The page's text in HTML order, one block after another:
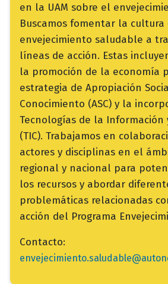
bloque
texto
en la UAM sobre el
Buscamos fomentar la cultura
envejecimiento saludable a
líneas de acción. Estas
la promoción de la economía
estrategia de Apropiación
Conocimiento (ASC) y la
Tecnologías de la Información
(TIC). Trabajamos en
actores y disciplinas en el
regional y nacional para
los recursos y abordar
problemáticas relacionadas
acción del Programa
Contacto: